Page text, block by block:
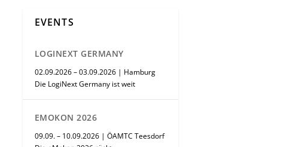
EVENTS
LOGINEXT GERMANY
02.09.2026 – 03.09.2026 | Hamburg
Die LogiNext Germany ist weit
EMOKON 2026
09.09. – 10.09.2026 | ÖAMTC Teesdorf